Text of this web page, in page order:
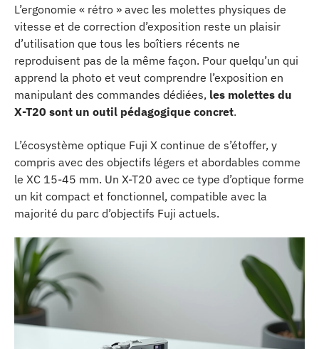
L’ergonomie « rétro » avec les molettes physiques de
vitesse et de correction d’exposition reste un plaisir
d’utilisation que tous les boîtiers récents ne
reproduisent pas de la même façon. Pour quelqu’un qui
apprend la photo et veut comprendre l’exposition en
manipulant des commandes dédiées, les molettes du
X-T20 sont un outil pédagogique concret.
L’écosystème optique Fuji X continue de s’étoffer, y
compris avec des objectifs légers et abordables comme
le XC 15-45 mm. Un X-T20 avec ce type d’optique forme
un kit compact et fonctionnel, compatible avec la
majorité du parc d’objectifs Fuji actuels.